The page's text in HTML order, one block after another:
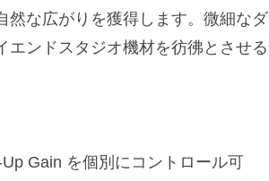
然な広がりを獲得します。微細なダ
エンドスタジオ機材を彷彿とさせる
Gain を個別にコントロール可